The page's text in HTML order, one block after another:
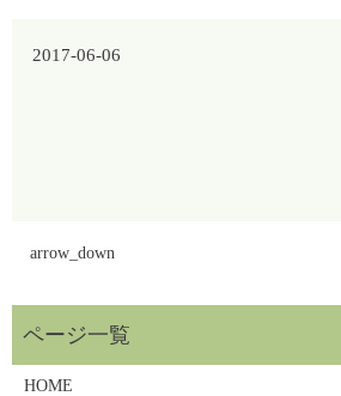
2017-06-06
arrow_down
HOME